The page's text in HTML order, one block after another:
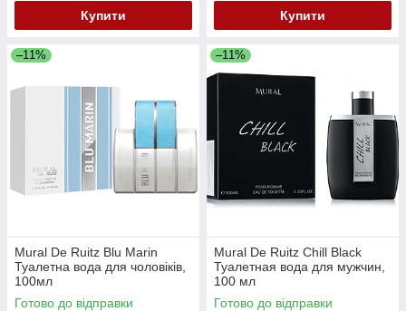
Купити Купити
–11%
Mural De Ruitz Blu Marin
Туалетна вода для чоловіків,
100мл
Готово до відправки
–11%
Mural De Ruitz Chill Black
Туалетная вода для мужчин,
100 мл
Готово до відправки